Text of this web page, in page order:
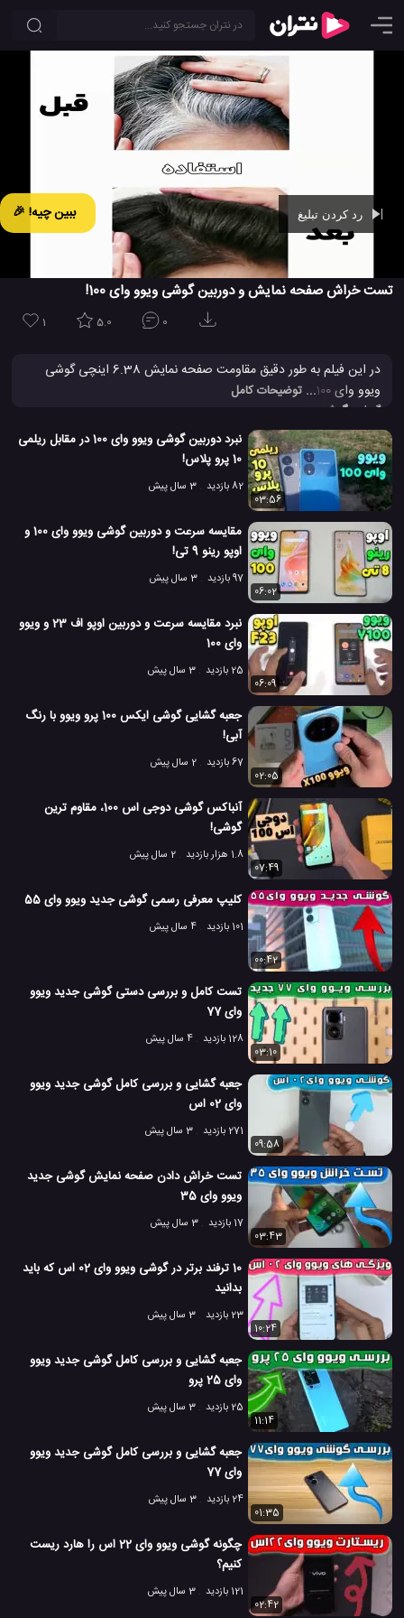
ببین چیه! 🎉
تست خراش صفحه نمایش و دوربین گوشی ویوو وای 100!
1 5.0 0
در این فیلم به طور دقیق مقاومت صفحه نمایش 6.38 اینچی گوشی
ویوو وای 100 را در مقابل ضربات و خراش تماشا کنید. صفحه نمایش
گوشیگوشی ویوو وای 100
نمایش مناسبی دارد. اگر قصد خرید گوشی وای 100 ویوو را دارید، این
کلیپ را در نتران تماشا کنید.
# بررسی ویوو Y100 # بررسی ویوو وای 100
# گوشی ویوو وای 100 #
37 بازدید
بررسی تکنولوژی
... توضیحات کامل
نبرد دوربین گوشی ویوو وای 100 در مقابل ریلمی
10 پرو پلاس!
82 بازدید
3 سال پیش
03:56
مقایسه سرعت و دوربین گوشی ویوو وای 100 و
اوپو رینو 9 تی!
97 بازدید
3 سال پیش
06:02
نبرد مقایسه سرعت و دوربین اوپو اف 23 و ویوو
وای 100
25 بازدید
3 سال پیش
06:09
جعبه گشایی گوشی ایکس 100 پرو ویوو با رنگ
آبی!
67 بازدید
2 سال پیش
02:05
آنباکس گوشی دوجی اس 100، مقاوم ترین
گوشی!
1.8 هزار بازدید
2 سال پیش
07:49
کلیپ معرفی رسمی گوشی جدید ویوو وای 55
101 بازدید 4 سال پیش
00:42
تست کامل و بررسی دستی گوشی جدید ویوو
وای 77
128 بازدید
4 سال پیش
03:10
جعبه گشایی و بررسی کامل گوشی جدید ویوو
وای 02 اس
271 بازدید
3 سال پیش
09:58
تست خراش دادن صفحه نمایش گوشی جدید
ویوو وای 35
17 بازدید
3 سال پیش
03:43
10 ترفند برتر در گوشی ویوو وای 02 اس که باید
بدانید
23 بازدید
3 سال پیش
10:24
جعبه گشایی و بررسی کامل گوشی جدید ویوو
وای 25 پرو
25 بازدید
3 سال پیش
11:14
جعبه گشایی و بررسی کامل گوشی جدید ویوو
وای 77
24 بازدید
3 سال پیش
01:35
چگونه گوشی ویوو وای 22 اس را هارد ریست
کنیم؟
121 بازدید
3 سال پیش
02:42